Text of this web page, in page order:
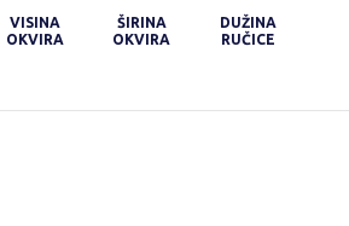
VISINA
OKVIRA
ŠIRINA
OKVIRA
DUŽINA
RUČICE